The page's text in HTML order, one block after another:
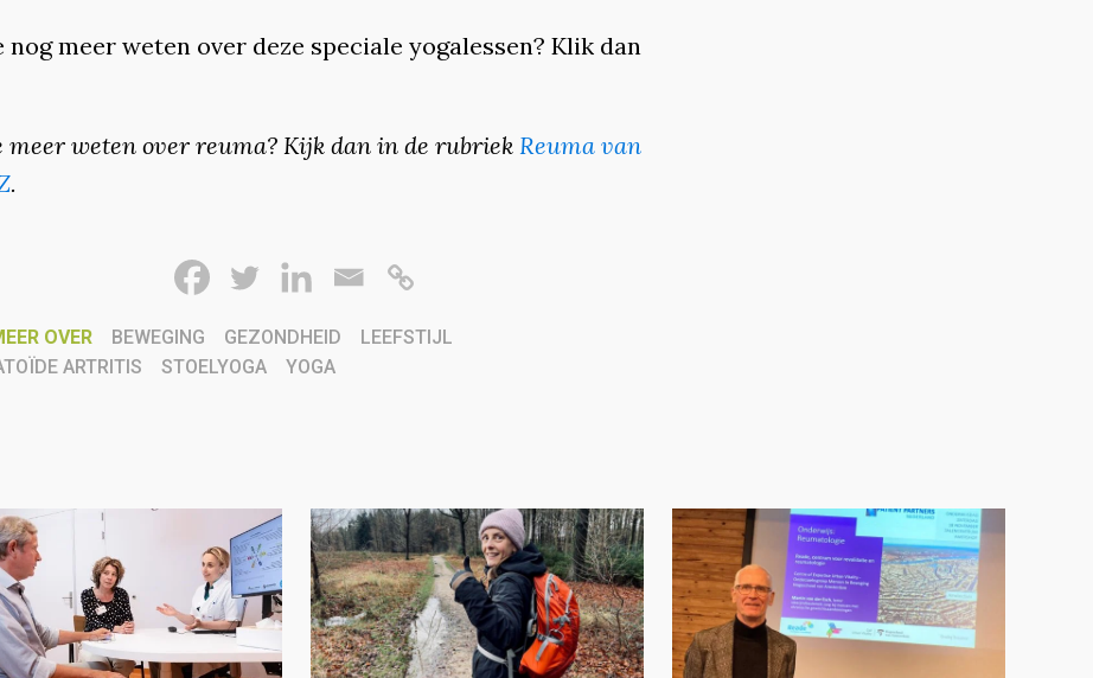
nog meer weten over deze speciale yogalessen? Klik dan
meer weten over reuma? Kijk dan in de rubriek Reuma van
.
OVER BEWEGING GEZONDHEID
LEEFSTIJL
ARTRITIS
STOELYOGA YOGA